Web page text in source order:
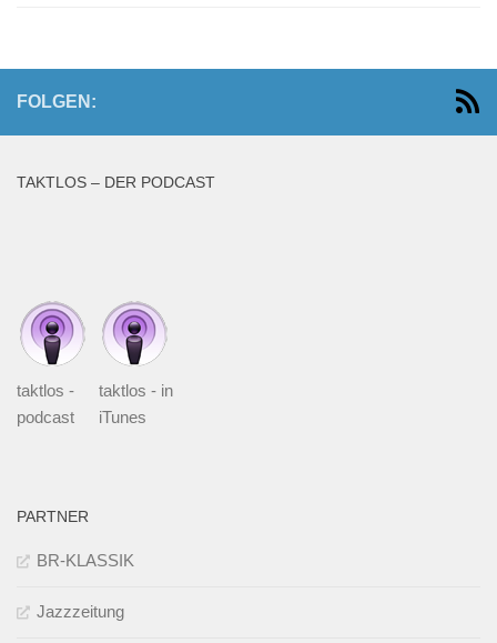
FOLGEN:
TAKTLOS – DER PODCAST
taktlos -
podcast
taktlos - in
iTunes
PARTNER
BR-KLASSIK
Jazzzeitung